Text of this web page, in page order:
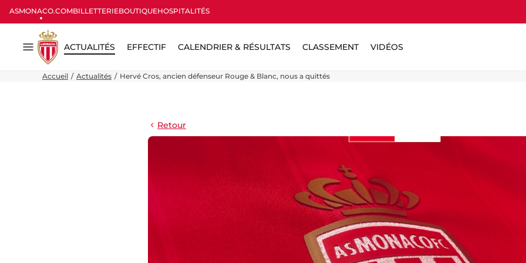
ASMONACO.COMBILLETTERIEBOUTIQUEHOSPITALITÉS
Menu
ACTUALITÉS EFFECTIF CALENDRIER & RÉSULTATS CLASSEMENT VIDÉOS
Accueil Actualités Hervé Cros, ancien défenseur Rouge & Blanc, nous a quittés
Retour